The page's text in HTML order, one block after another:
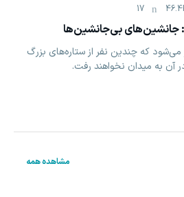
17
جانشین‌های بی‌جانشین‌ها
آغاز می‌شود که چندین نفر از ستاره‌های بزرگ
مشاهده همه